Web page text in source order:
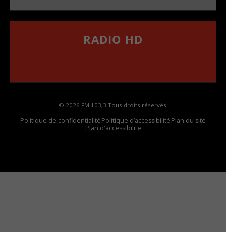
RADIO HD
© 2026 FM 103,3 Tous droits réservés.
Politique de confidentialitéPolitique d’accessibilitéPlan du site
Plan d'accessibilite